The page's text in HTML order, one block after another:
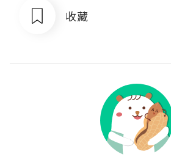
收藏